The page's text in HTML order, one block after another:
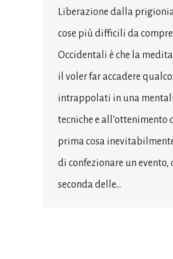
Liberazione dalla
cose più difficili da
Occidentali è che la
il voler far accadere
intrappolati in una
tecniche e
prima cosa
di confezionare un evento,
seconda delle…